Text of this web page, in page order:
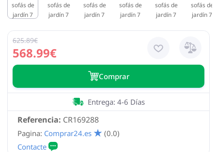
568.99€
625.89€
Сomprar
Referencia: CR169288
Entrega: 4-6 Días
Pagina: Comprar24.es (0.0)